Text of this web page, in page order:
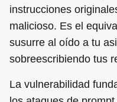
instrucciones
malicioso. Es el
susurre al oído a tu
sobreescribiendo tus
La vulnerabilidad